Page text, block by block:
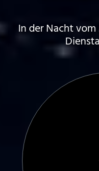
In der Nacht vom